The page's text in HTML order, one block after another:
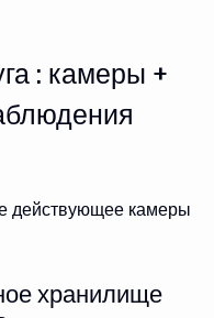
: камеры +
действующее камеры
хранилище